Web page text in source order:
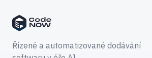
Řízené a automatizované dodávání